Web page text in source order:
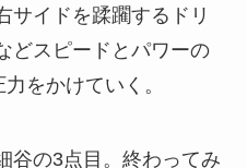
サイドを蹂躙するドリ
どスピードとパワーの
をかけていく。
の3点目。終わってみ